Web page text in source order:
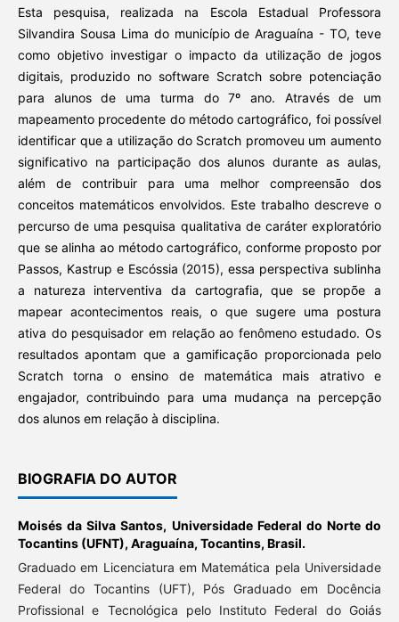
Esta pesquisa, realizada na Escola Estadual Professora
Silvandira Sousa Lima do município de Araguaína - TO, teve
como objetivo investigar o impacto da utilização de jogos
digitais, produzido no software Scratch sobre potenciação
para alunos de uma turma do 7º ano. Através de um
mapeamento procedente do método cartográfico, foi possível
identificar que a utilização do Scratch promoveu um aumento
significativo na participação dos alunos durante as aulas,
além de contribuir para uma melhor compreensão dos
conceitos matemáticos envolvidos. Este trabalho descreve o
percurso de uma pesquisa qualitativa de caráter exploratório
que se alinha ao método cartográfico, conforme proposto por
Passos, Kastrup e Escóssia (2015), essa perspectiva sublinha
a natureza interventiva da cartografia, que se propõe a
mapear acontecimentos reais, o que sugere uma postura
ativa do pesquisador em relação ao fenômeno estudado. Os
resultados apontam que a gamificação proporcionada pelo
Scratch torna o ensino de matemática mais atrativo e
engajador, contribuindo para uma mudança na percepção
dos alunos em relação à disciplina.
BIOGRAFIA DO AUTOR
Moisés da Silva Santos, Universidade Federal do Norte do
Tocantins (UFNT), Araguaína, Tocantins, Brasil.
Graduado em Licenciatura em Matemática pela Universidade
Federal do Tocantins (UFT), Pós Graduado em Docência
Profissional e Tecnológica pelo Instituto Federal do Goiás